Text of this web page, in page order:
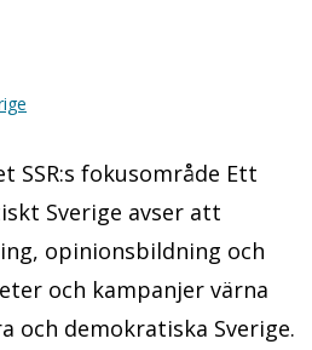
SSR:s fokusområde Ett
Sverige avser att
opinionsbildning och
och kampanjer värna
och demokratiska Sverige.